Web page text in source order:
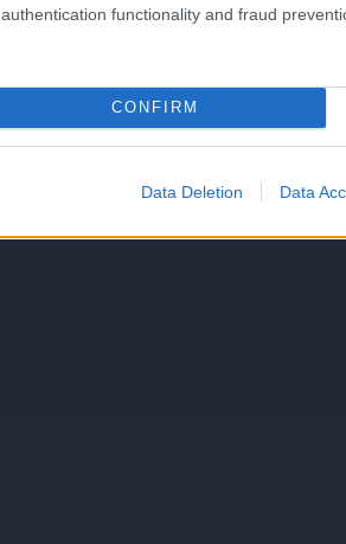
authentication functionality and fraud
CONFIRM
Data Deletion Data